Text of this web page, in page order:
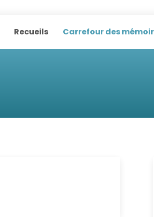
Recueils Carrefour des